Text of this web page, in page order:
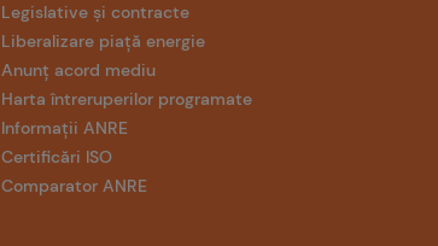
Legislative și contracte
Liberalizare piață energie
Anunț acord mediu
Harta întreruperilor programate
Informații ANRE
Certificări ISO
Comparator ANRE